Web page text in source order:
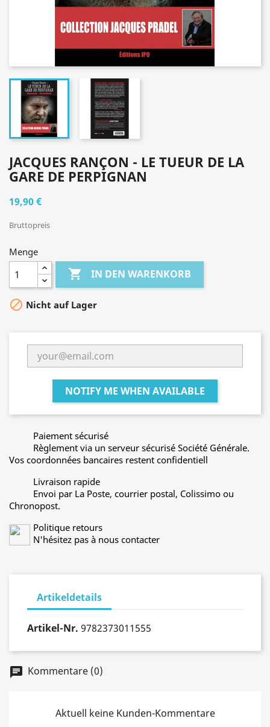
JACQUES RANÇON - LE TUEUR DE LA
GARE DE PERPIGNAN
19,90 €
Bruttopreis
Menge
 IN DEN WARENKORB
 Nicht auf Lager
NOTIFY ME WHEN AVAILABLE
Paiement sécurisé
Règlement via un serveur sécurisé Société Générale.
Vos coordonnées bancaires restent confidentiell
Livraison rapide
Envoi par La Poste, courrier postal, Colissimo ou
Chronopost.
Politique retours
N'hésitez pas à nous contacter
Artikeldetails
Artikel-Nr. 9782373011555
chat Kommentare (0)
Aktuell keine Kunden-Kommentare